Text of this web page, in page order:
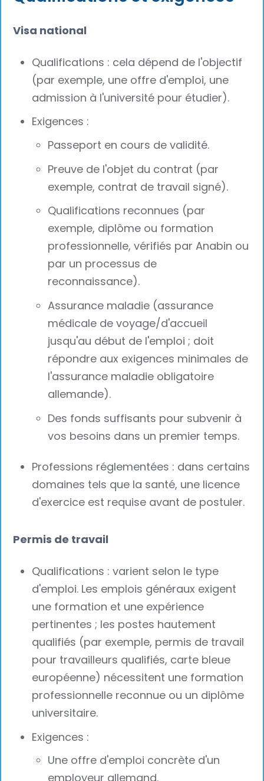
Visa national
Qualifications : cela dépend de l'objectif
(par exemple, une offre d'emploi, une
admission à l'université pour étudier).
Exigences :
Passeport en cours de validité.
Preuve de l'objet du contrat (par
exemple, contrat de travail signé).
Qualifications reconnues (par
exemple, diplôme ou formation
professionnelle, vérifiés par Anabin ou
par un processus de
reconnaissance).
Assurance maladie (assurance
médicale de voyage/d'accueil
jusqu'au début de l'emploi ; doit
répondre aux exigences minimales de
l'assurance maladie obligatoire
allemande).
Des fonds suffisants pour subvenir à
vos besoins dans un premier temps.
Professions réglementées : dans certains
domaines tels que la santé, une licence
d'exercice est requise avant de postuler.
Permis de travail
Qualifications : varient selon le type
d'emploi. Les emplois généraux exigent
une formation et une expérience
pertinentes ; les postes hautement
qualifiés (par exemple, permis de travail
pour travailleurs qualifiés, carte bleue
européenne) nécessitent une formation
professionnelle reconnue ou un diplôme
universitaire.
Exigences :
Une offre d'emploi concrète d'un
employeur allemand.